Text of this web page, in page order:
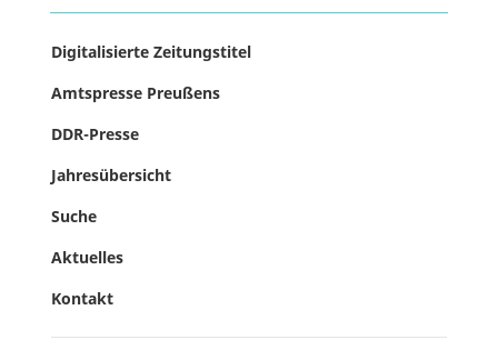
Digitalisierte Zeitungstitel
Amtspresse Preußens
DDR-Presse
Jahresübersicht
Suche
Aktuelles
Kontakt